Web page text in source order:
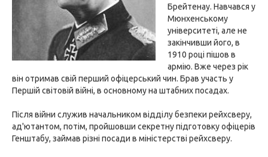
Брейтенау. Навчався у
Мюнхенському
університеті, але не
закінчивши його, в
1910 році пішов в
армію. Вже через рік
він отримав свій перший офіцерський чин. Брав участь у
Першій світовій війні, в основному на штабних посадах.
Після війни служив начальником відділу безпеки рейхсверу,
ад'ютантом, потім, пройшовши секретну підготовку офіцерів
Генштабу, займав різні посади в міністерстві рейхсверу.